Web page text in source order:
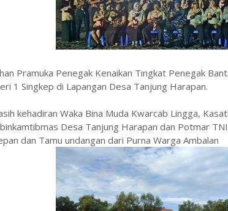
Pramuka Penegak Kenaikan Tingkat Penegak
1 Singkep di Lapangan Desa Tanjung Harapan.
kehadiran Waka Bina Muda Kwarcab Lingga,
Desa Tanjung Harapan dan Potmar
dan Tamu undangan dari Purna Warga Ambalan